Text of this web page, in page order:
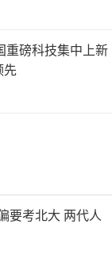
重磅科技集中上新
先
要考北大 两代人